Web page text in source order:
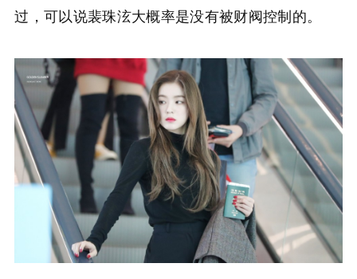
过，可以说裴珠泫大概率是没有被财阀控制的。